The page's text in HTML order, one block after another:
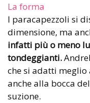
La forma
I paracapezzoli si
dimensione, ma
infatti più o meno
tondeggianti.
che si adatti meglio
anche alla bocca
suzione.